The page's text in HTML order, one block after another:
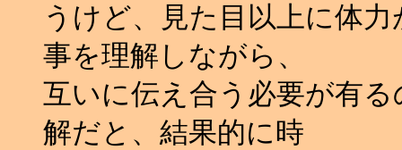
うけど、見た目以上に体
事を理解しながら、
互いに伝え合う必要が有
解だと、結果的に時